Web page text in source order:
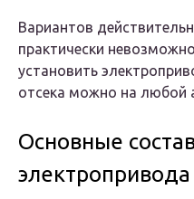
Вариантов
практически
установить
отсека можно на любой
Основные